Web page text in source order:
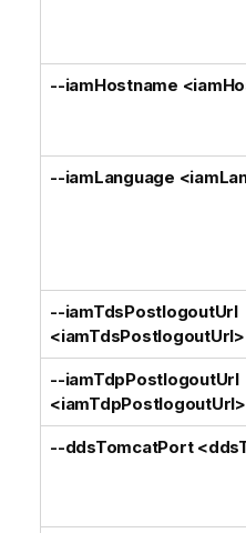
--iamHostname
--iamLanguage
--iamTdsPostlogoutUrl
<iamTdsPostlogoutUrl>
--iamTdpPostlogoutUrl
<iamTdpPostlogoutUrl>
--ddsTomcatPort